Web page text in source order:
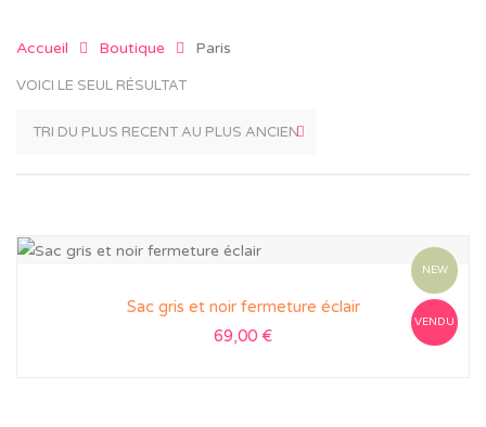
Accueil Boutique Paris
VOICI LE SEUL RÉSULTAT
NEW
VENDU
Sac gris et noir fermeture éclair
69,00 €